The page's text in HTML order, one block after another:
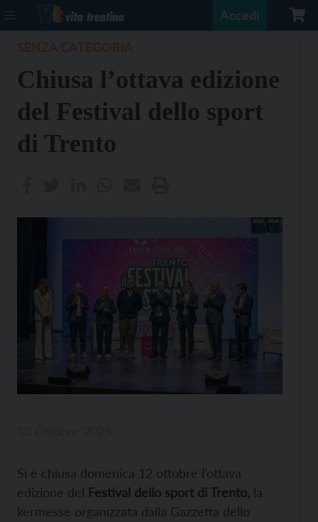
Accedi
Chiusa l’ottava edizione
del Festival dello sport
di Trento
Si è chiusa domenica 12 ottobre l’ottava
edizione del Festival dello sport di Trento, la
kermesse organizzata dalla Gazzetta dello